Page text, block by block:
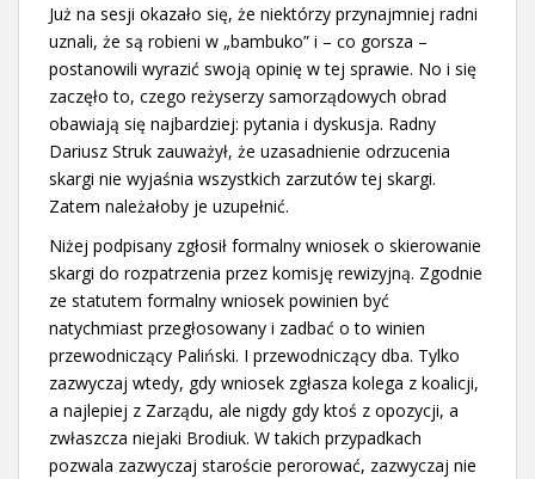
Już na sesji okazało się, że niektórzy przynajmniej radni
uznali, że są robieni w „bambuko” i – co gorsza –
postanowili wyrazić swoją opinię w tej sprawie. No i się
zaczęło to, czego reżyserzy samorządowych obrad
obawiają się najbardziej: pytania i dyskusja. Radny
Dariusz Struk zauważył, że uzasadnienie odrzucenia
skargi nie wyjaśnia wszystkich zarzutów tej skargi.
Zatem należałoby je uzupełnić.
Niżej podpisany zgłosił formalny wniosek o skierowanie
skargi do rozpatrzenia przez komisję rewizyjną. Zgodnie
ze statutem formalny wniosek powinien być
natychmiast przegłosowany i zadbać o to winien
przewodniczący Paliński. I przewodniczący dba. Tylko
zazwyczaj wtedy, gdy wniosek zgłasza kolega z koalicji,
a najlepiej z Zarządu, ale nigdy gdy ktoś z opozycji, a
zwłaszcza niejaki Brodiuk. W takich przypadkach
pozwala zazwyczaj staroście perorować, zazwyczaj nie